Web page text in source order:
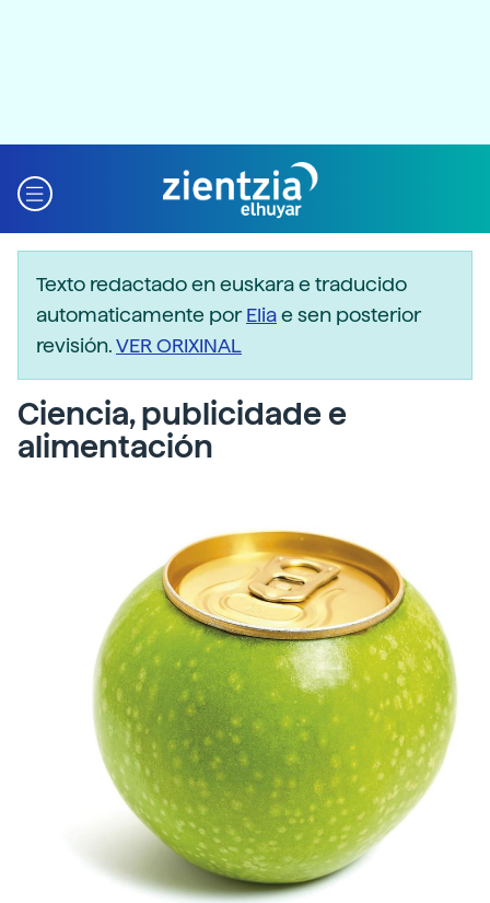
Texto redactado en euskara e traducido
automaticamente porEliae sen posterior
revisión.VER ORIXINAL
Ciencia, publicidade e
alimentación